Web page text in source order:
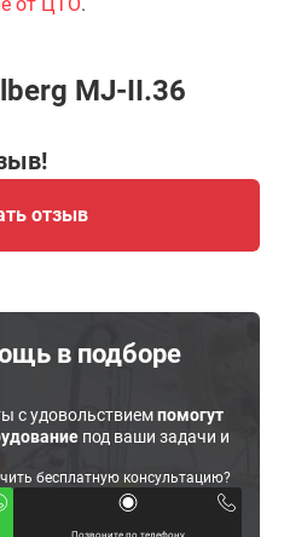
MJ-II.36
отзыв
в подборе
с удовольствиемпомогут
под ваши задачи и
бесплатную консультацию?
Позвоните по телефону